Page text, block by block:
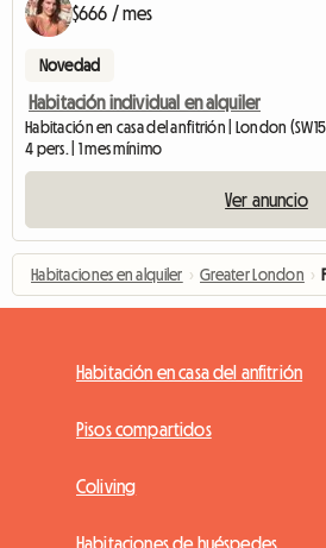
$666 / mes
Novedad
Habitación individual en alquiler
Habitación en casa del anfitrión | London
4 pers. | 1 mes mínimo
Ver anuncio
Habitaciones en alquiler › Greater London ›
Habitación en casa del anfitrión
Pisos compartidos
Coliving
Habitaciones de huéspedes